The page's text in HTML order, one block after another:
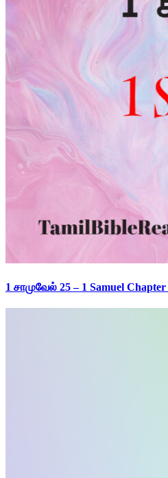
1 சாமுவேல் 25 – 1 Samuel Chapter